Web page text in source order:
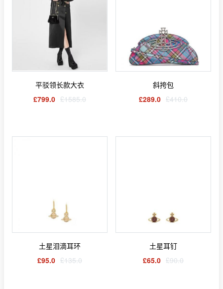
平驳领长款大衣
£799.0 £1585.0
斜挎包
£289.0 £410.0
土星泪滴耳环
£95.0 £135.0
土星耳钉
£65.0 £90.0